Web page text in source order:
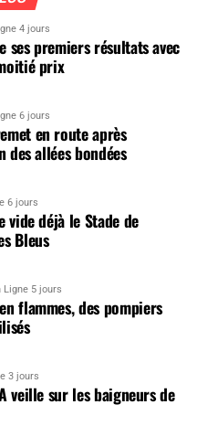
4 jours
ses premiers résultats avec
prix
6 jours
en route après
des allées bondées
6 jours
vide déjà le Stade de
Bleus
Ligne 5 jours
flammes, des pompiers
3 jours
veille sur les baigneurs de